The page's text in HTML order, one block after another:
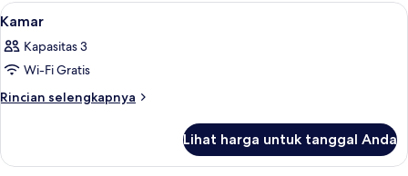
Lihat
semua
foto
untuk
Kamar
Seprai premium, busa memori,
5
Kamar
Kapasitas 3
Wi-Fi Gratis
Rincian selengkapnya
Rincian
Kamar
Lihat harga untuk tanggal Anda